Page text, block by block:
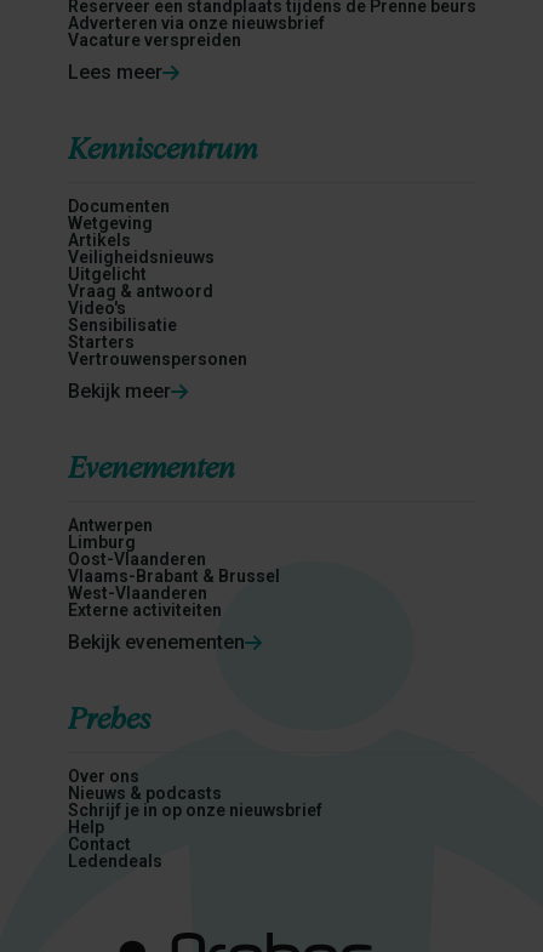
Reserveer een standplaats tijdens de Prenne beurs
Adverteren via onze nieuwsbrief
Vacature verspreiden
Lees meer
Kenniscentrum
Documenten
Wetgeving
Artikels
Veiligheidsnieuws
Uitgelicht
Vraag & antwoord
Video's
Sensibilisatie
Starters
Vertrouwenspersonen
Bekijk meer
Evenementen
Antwerpen
Limburg
Oost-Vlaanderen
Vlaams-Brabant & Brussel
West-Vlaanderen
Externe activiteiten
Bekijk evenementen
Prebes
Over ons
Nieuws & podcasts
Schrijf je in op onze nieuwsbrief
Help
Contact
Ledendeals